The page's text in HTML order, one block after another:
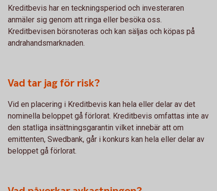
Kreditbevis har en teckningsperiod och investeraren
anmäler sig genom att ringa eller besöka oss.
Kreditbevisen börsnoteras och kan säljas och köpas på
andrahandsmarknaden.
Vad tar jag för risk?
Vid en placering i Kreditbevis kan hela eller delar av det
nominella beloppet gå förlorat. Kreditbevis omfattas inte av
den statliga insättningsgarantin vilket innebär att om
emittenten, Swedbank, går i konkurs kan hela eller delar av
beloppet gå förlorat.